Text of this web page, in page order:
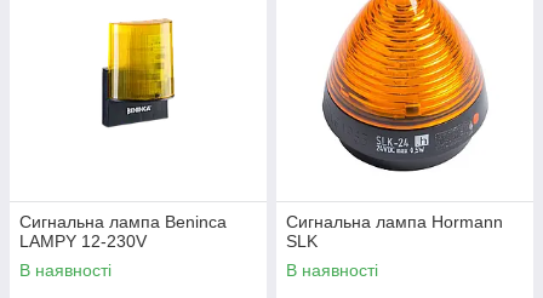
Сигнальна лампа Beninca
LAMPY 12-230V
В наявності
Сигнальна лампа Hormann
SLK
В наявності